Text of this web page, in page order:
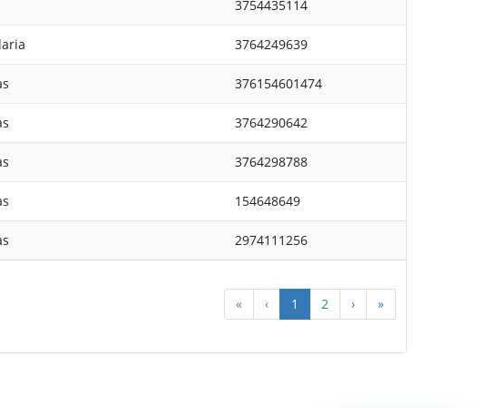
« ‹ 1 2 › »
3754435114
3764249639
376154601474
3764290642
3764298788
154648649
2974111256